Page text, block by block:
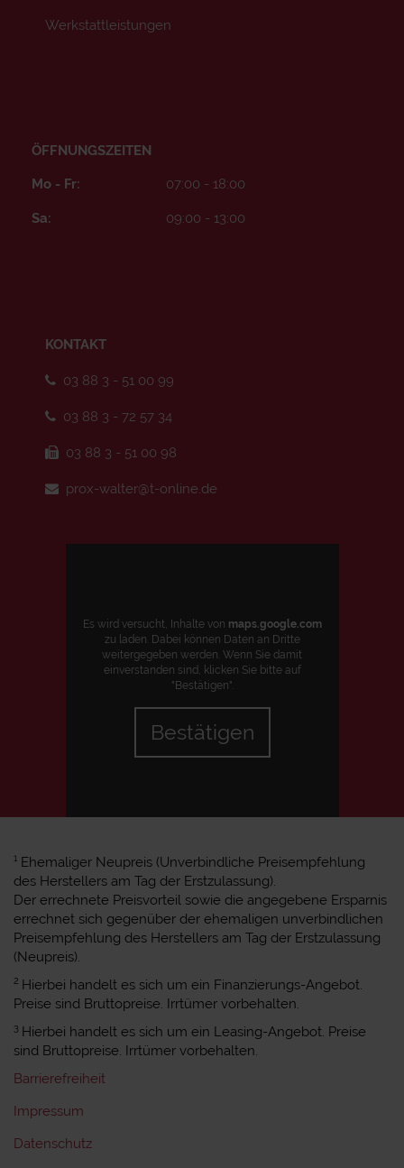
Werkstattleistungen
ÖFFNUNGSZEITEN
Mo - Fr: 07:00 - 18:00
Sa: 09:00 - 13:00
KONTAKT
03 88 3 - 51 00 99
03 88 3 - 72 57 34
03 88 3 - 51 00 98
prox-walter@t-online.de
Es wird versucht, Inhalte von maps.google.com
zu laden. Dabei können Daten an Dritte
weitergegeben werden. Wenn Sie damit
einverstanden sind, klicken Sie bitte auf
"Bestätigen".
Bestätigen
1 Ehemaliger Neupreis (Unverbindliche Preisempfehlung
des Herstellers am Tag der Erstzulassung).
Der errechnete Preisvorteil sowie die angegebene Ersparnis
errechnet sich gegenüber der ehemaligen unverbindlichen
Preisempfehlung des Herstellers am Tag der Erstzulassung
(Neupreis).
2 Hierbei handelt es sich um ein Finanzierungs-Angebot.
Preise sind Bruttopreise. Irrtümer vorbehalten.
3 Hierbei handelt es sich um ein Leasing-Angebot. Preise
sind Bruttopreise. Irrtümer vorbehalten.
Barrierefreiheit
Impressum
Datenschutz